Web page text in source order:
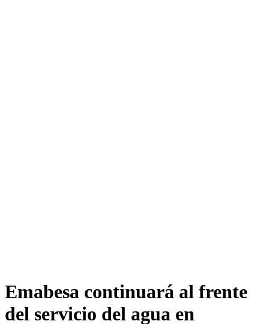
Emabesa continuará al frente
del servicio del agua en